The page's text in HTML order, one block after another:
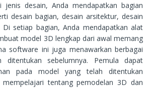
jenis desain, Anda mendapatkan bagian
desain bagian, desain arsitektur, desain
Di setiap bagian, Anda mendapatkan alat
model 3D lengkap dari awal memang
software ini juga menawarkan berbagai
sebelumnya. Pemula dapat
pada model yang telah ditentukan
mempelajari tentang pemodelan 3D dan